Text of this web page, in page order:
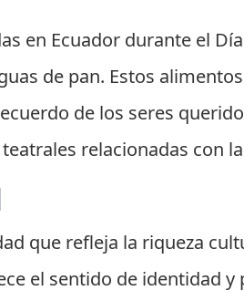
en Ecuador durante el
de pan. Estos
de los seres
relacionadas con
que refleja la riqueza
el sentido de identidad